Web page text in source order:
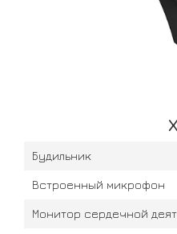
Будильник
Встроенный микрофон
Монитор сердечной